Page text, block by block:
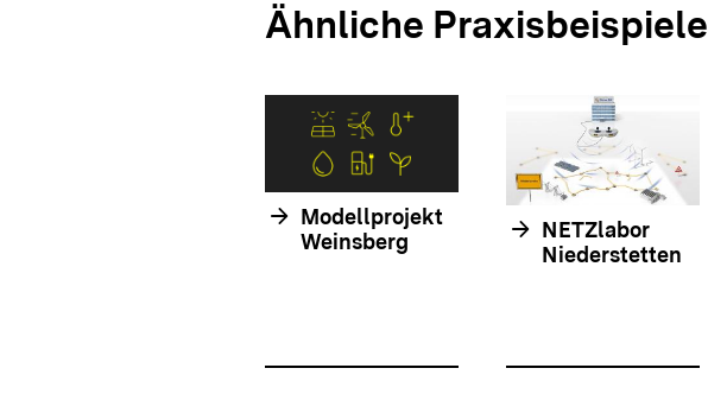
Ähnliche Praxisbeispiele
arrow_forward Modellprojekt
Weinsberg
arrow_forward NETZlabor
Niederstetten